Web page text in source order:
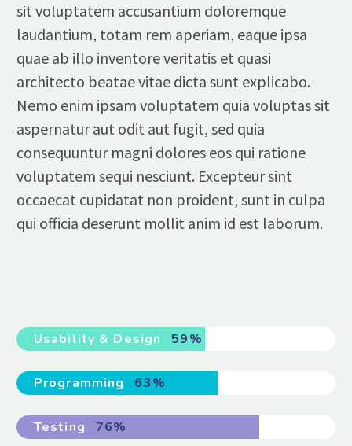
sit voluptatem accusantium doloremque
laudantium, totam rem aperiam, eaque ipsa
quae ab illo inventore veritatis et quasi
architecto beatae vitae dicta sunt explicabo.
Nemo enim ipsam voluptatem quia voluptas sit
aspernatur aut odit aut fugit, sed quia
consequuntur magni dolores eos qui ratione
voluptatem sequi nesciunt. Excepteur sint
occaecat cupidatat non proident, sunt in culpa
qui officia deserunt mollit anim id est laborum.
Usability & Design 59%
Programming 63%
Testing 76%